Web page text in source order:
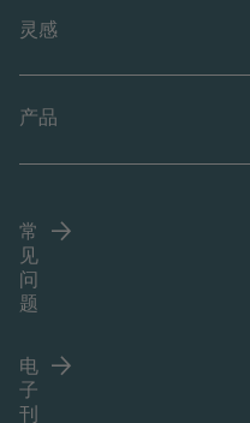
灵感
产品
常
见
问
题
电
子
刊